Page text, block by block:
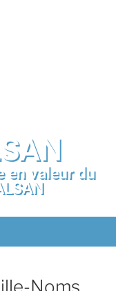
en valeur du
Noms